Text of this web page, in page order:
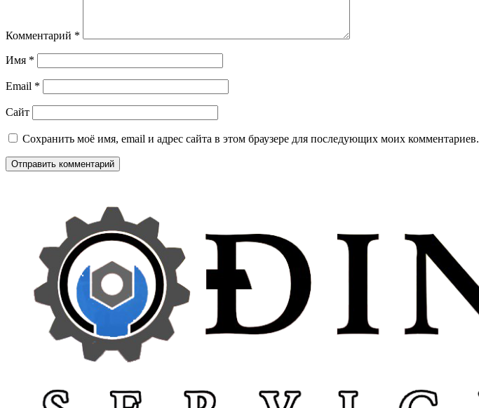
Комментарий *
Имя *
Email *
Сайт
Сохранить моё имя, email и адрес сайта в этом браузере для последующих моих комментариев.